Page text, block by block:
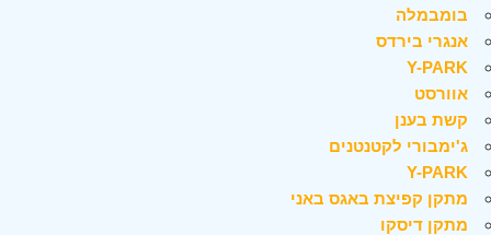
בומבמלה
אנגרי בירדס
Y-PARK
אוורסט
קשת בענן
ג'ימבורי לקטנטנים
Y-PARK
מתקן קפיצת באגס באני
מתקן דיסקו